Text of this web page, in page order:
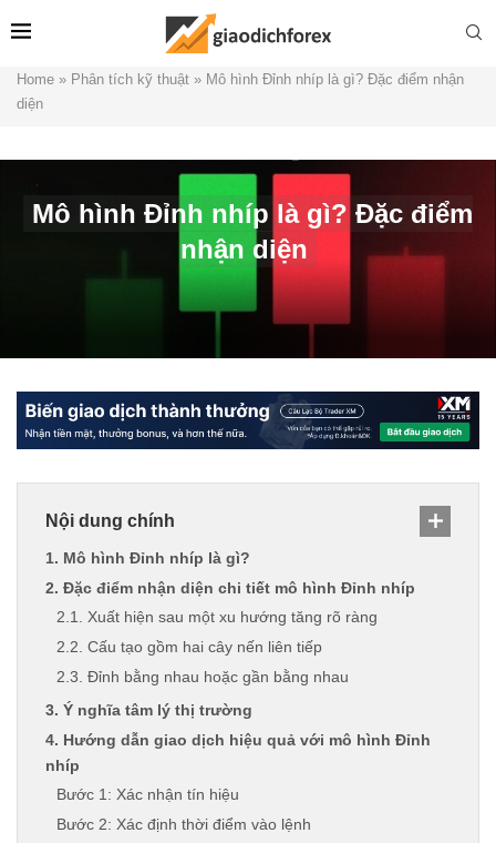
Home » Phân tích kỹ thuật » Mô hình Đỉnh nhíp là gì? Đặc điểm nhận
diện
Mô hình Đỉnh nhíp là gì? Đặc điểm
nhận diện
Nội dung chính
1. Mô hình Đỉnh nhíp là gì?
2. Đặc điểm nhận diện chi tiết mô hình Đỉnh nhíp
2.1. Xuất hiện sau một xu hướng tăng rõ ràng
2.2. Cấu tạo gồm hai cây nến liên tiếp
2.3. Đỉnh bằng nhau hoặc gần bằng nhau
3. Ý nghĩa tâm lý thị trường
4. Hướng dẫn giao dịch hiệu quả với mô hình Đỉnh
nhíp
Bước 1: Xác nhận tín hiệu
Bước 2: Xác định thời điểm vào lệnh